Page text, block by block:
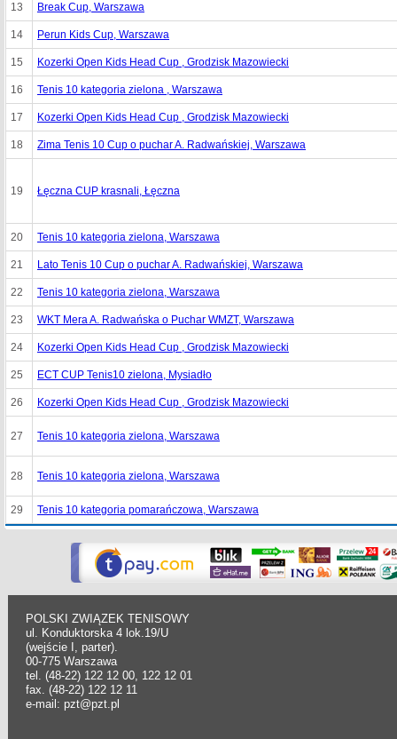
13 Break Cup, Warszawa
14 Perun Kids Cup, Warszawa
15 Kozerki Open Kids Head Cup , Grodzisk Mazowiecki
16 Tenis 10 kategoria zielona , Warszawa
17 Kozerki Open Kids Head Cup , Grodzisk Mazowiecki
18 Zima Tenis 10 Cup o puchar A. Radwańskiej, Warszawa
19 Łęczna CUP krasnali, Łęczna
20 Tenis 10 kategoria zielona, Warszawa
21 Lato Tenis 10 Cup o puchar A. Radwańskiej, Warszawa
22 Tenis 10 kategoria zielona, Warszawa
23 WKT Mera A. Radwańska o Puchar WMZT, Warszawa
24 Kozerki Open Kids Head Cup , Grodzisk Mazowiecki
25 ECT CUP Tenis10 zielona, Mysiadło
26 Kozerki Open Kids Head Cup , Grodzisk Mazowiecki
27 Tenis 10 kategoria zielona, Warszawa
28 Tenis 10 kategoria zielona, Warszawa
29 Tenis 10 kategoria pomarańczowa, Warszawa
POLSKI ZWIĄZEK TENISOWY
ul. Konduktorska 4 lok.19/U
(wejście I, parter).
00-775 Warszawa
tel. (48-22) 122 12 00, 122 12 01
fax. (48-22) 122 12 11
e-mail: pzt@pzt.pl